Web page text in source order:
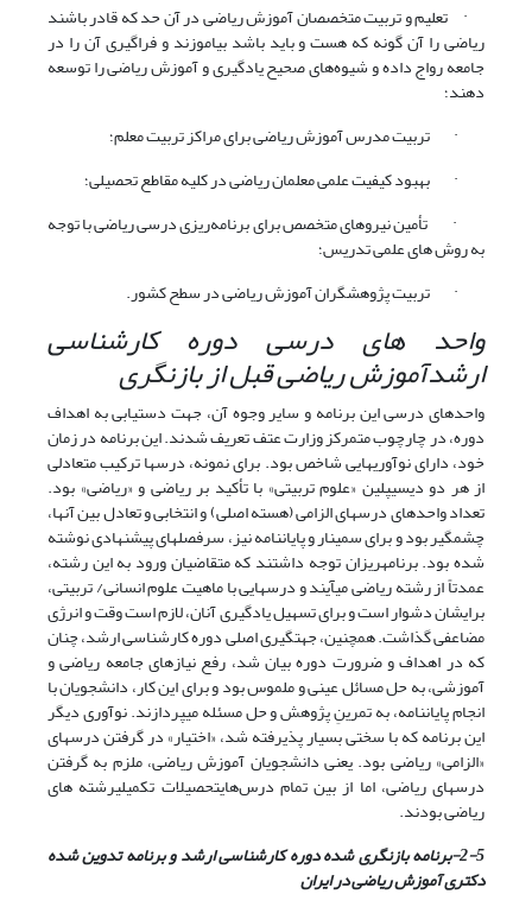
· تعلیم و تربیت متخصصان آموزش ریاضی در آن حد که قادر باشند
ریاضی را آن گونه که هست و باید باشد بیاموزند و فراگیری آن را در
جامعه رواج داده و شیوه‌های صحیح یادگیری و آموزش ریاضی را توسعه
دهند؛
· تربیت مدرس آموزش ریاضی برای مراکز تربیت معلم؛
· بهبود کیفیت علمی معلمان ریاضی در کلیه مقاطع تحصیلی؛
· تأمین نیروهای متخصص برای برنامه‌ریزی درسی ریاضی با توجه
به روش های علمی تدریس؛
· تربیت پژوهشگران آموزش ریاضی در سطح کشور.
واحد های درسی دوره کارشناسی
ارشدآموزش ریاضی قبل از بازنگری
واحدهای درسی این برنامه و سایر وجوه آن، جهت دستیابی به اهداف
دوره، در چارچوب متمرکز وزارت عتف تعریف شدند. این برنامه در زمان
خود، دارای نوآوری­هایی شاخص بود. برای نمونه، درس­ها ترکیب متعادلی
از هر دو دیسیپلین «علوم تربیتی» با تأکید بر ریاضی و «ریاضی» بود.
تعداد واحدهای درس­های الزامی (هسته اصلی) و انتخابی و تعادل بین آنها،
چشمگیر بود و برای سمینار و پایان­نامه نیز، سرفصل­های پیشنهادی نوشته
شده بود. برنامه­ریزان توجه داشتند که متقاضیان ورود به این رشته،
عمدتاً از رشته ریاضی می­آیند و درس­هایی با ماهیت علوم انسانی/ تربیتی،
برایشان دشوار است و برای تسهیل یادگیری آنان، لازم است وقت و انرژی
مضاعفی گذاشت. همچنین، جهت­گیری اصلی دوره کارشناسی ارشد، چنان
که در اهداف و ضرورت دوره بیان شد، رفع نیازهای جامعه ریاضی و
آموزشی، به حل مسائل عینی و ملموس بود و برای این کار، دانشجویان با
انجام پایان­نامه، به تمرینِ پژوهش و حل مسئله می­پردازند. نوآوری دیگر
این برنامه که با سختی بسیار پذیرفته شد، «اختیار» در گرفتن درس­های
«الزامی» ریاضی بود. یعنی دانشجویان آموزش ریاضی، ملزم به گرفتن
درس­های ریاضی، اما از بین تمام درس‌هایتحصیلات تکمیلیرشته های
ریاضی بودند.
2-5-برنامه بازنگری شده دوره­ کارشناسی ارشد و برنامه تدوین شده
دکتری آموزش ریاضی در ایران